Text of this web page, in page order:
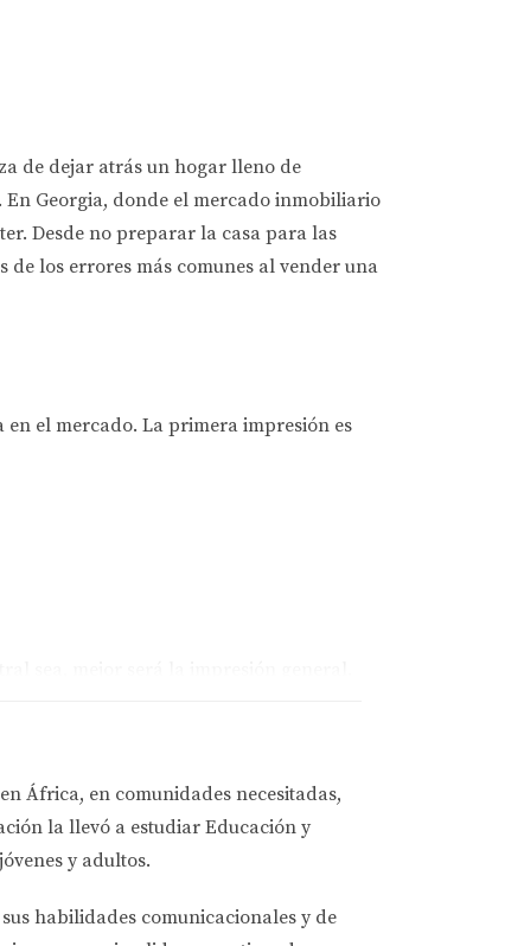
de dejar atrás un hogar lleno de
En Georgia, donde el mercado inmobiliario
Desde no preparar la casa para las
los errores más comunes al vender una
el mercado. La primera impresión es
hacer que tu propiedad permanezca
dinero.
África, en comunidades necesitadas,
la llevó a estudiar Educación y
y adultos.
habilidades comunicacionales y de